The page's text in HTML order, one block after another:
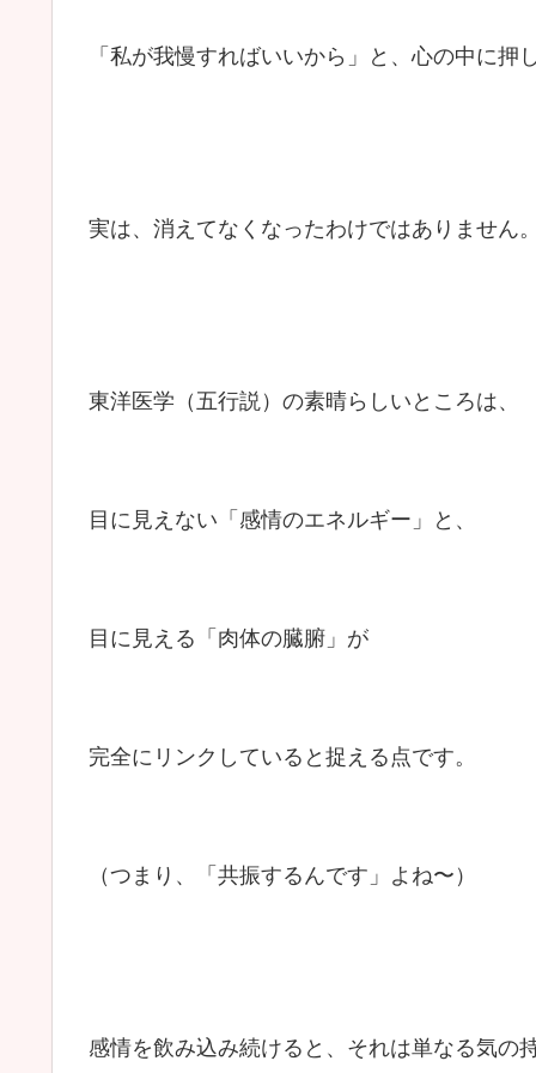
「私が我慢すればいいから」と、心の中に押
実は、消えてなくなったわけではありません。
東洋医学（五行説）の素晴らしいところは、
目に見えない「感情のエネルギー」と、
目に見える「肉体の臓腑」が
完全にリンクしていると捉える点です。
（つまり、「共振するんです」よね〜）
感情を飲み込み続けると、それは単なる気の